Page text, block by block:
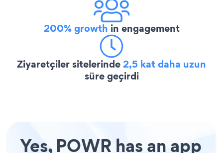
200% growth in engagement
Ziyaretçiler sitelerinde2,5 kat daha uzun
süre geçirdi
Yes, POWR has an app